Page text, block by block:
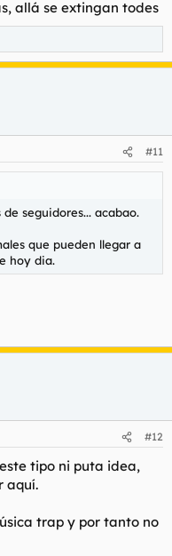
allá se extingan todes
#11
de seguidores... acabao.
que pueden llegar a
hoy dia.
#12
tipo ni puta idea,
aquí.
trap y por tanto no